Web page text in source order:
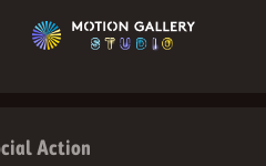
Action